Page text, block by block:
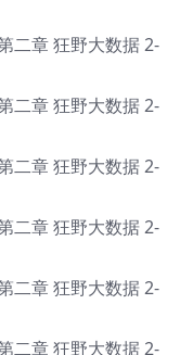
二章 狂野大数据 2-
二章 狂野大数据 2-
二章 狂野大数据 2-
二章 狂野大数据 2-
二章 狂野大数据 2-
二章 狂野大数据 2-